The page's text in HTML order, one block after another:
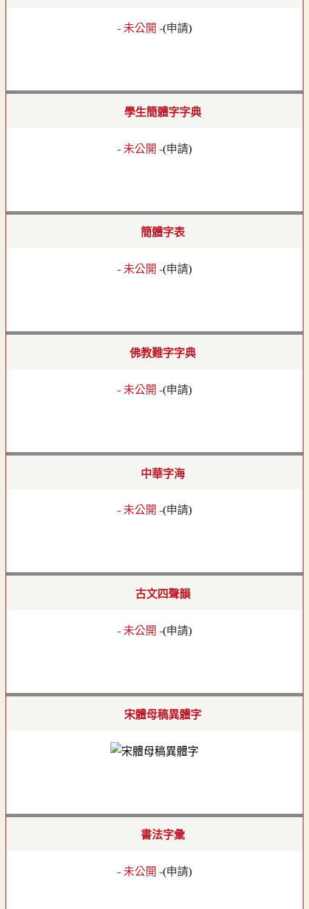
- 未公開 -(申請)
學生簡體字字典
- 未公開 -(申請)
簡體字表
- 未公開 -(申請)
佛教難字字典
- 未公開 -(申請)
中華字海
- 未公開 -(申請)
古文四聲韻
- 未公開 -(申請)
宋體母稿異體字
書法字彙
- 未公開 -(申請)